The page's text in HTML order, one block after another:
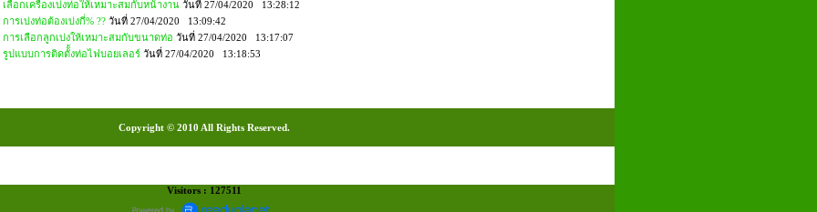
เลือกเครื่องเบ่งท่อให้เหมาะสมกับหน้างาน วันที่ 27/04/2020 13:28:12
การเบ่งท่อต้องเบ่งกี่% ?? วันที่ 27/04/2020 13:09:42
การเลือกลูกเบ่งให้เหมาะสมกับขนาดท่อ วันที่ 27/04/2020 13:17:07
รูปแบบการติดตัั้งท่อไฟบอยเลอร์ วันที่ 27/04/2020 13:18:53
Copyright © 2010 All Rights Reserved.
Visitors : 127511